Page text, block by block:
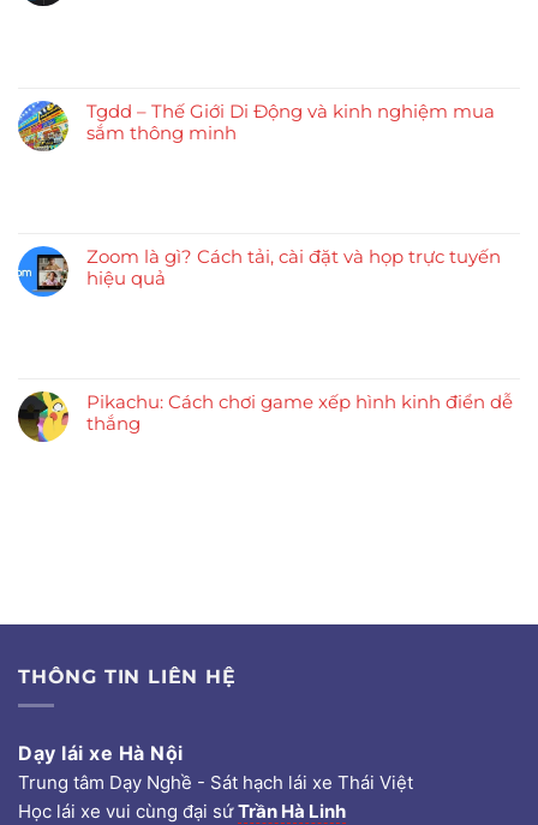
Tgdd – Thế Giới Di Động và kinh nghiệm mua
sắm thông minh
Zoom là gì? Cách tải, cài đặt và họp trực tuyến
hiệu quả
Pikachu: Cách chơi game xếp hình kinh điển dễ
thắng
THÔNG TIN LIÊN HỆ
Dạy lái xe Hà Nội
Trung tâm Dạy Nghề - Sát hạch lái xe Thái Việt
Học lái xe vui cùng đại sứTrần Hà Linh